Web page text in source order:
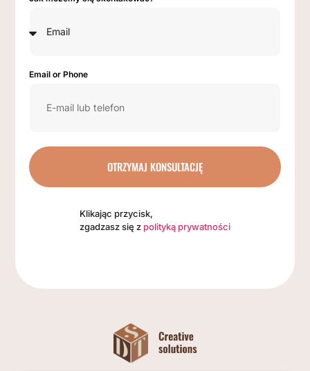
Email or Phone
OTRZYMAJ KONSULTACJĘ
Klikając przycisk,
zgadzasz się z polityką prywatności